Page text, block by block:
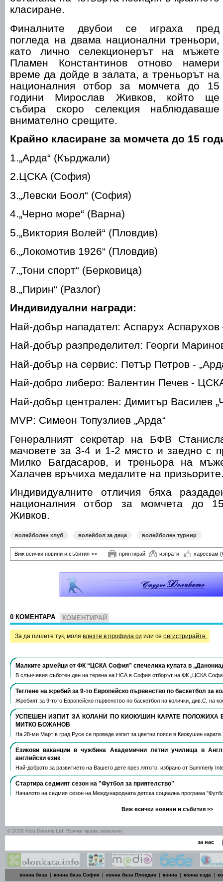
класиране.
Финалните двубои се играха пред
погледа на двама национални треньори,
като лично селекционерът на мъжете
Пламен Константинов отново намери
време да дойде в залата, а треньорът на
националния отбор за момчета до 15
години Мирослав Живков, който ще
събира скоро селекция наблюдаваше
внимателно срещите.
Крайно класиране за момчета до 15
1.„Арда“ (Кърджали)
2.ЦСКА (София)
3.„Левски Боол“ (София)
4.„Черно море“ (Варна)
5.„Виктория Волей“ (Пловдив)
6.„Локомотив 1926“ (Пловдив)
7.„Тони спорт“ (Берковица)
8.„Пирин“ (Разлог)
Индивидуални награди:
Най-добър нападател: Аспарух Аспарухов
Най-добър разпределител: Георги
Най-добър на сервис: Петър Петров -
Най-добро либеро: Валентин Печев -
Най-добър централен: Димитър Василев
MVP: Симеон Топузлиев „Арда“
Генералният секретар на БФВ
мачовете за 3-4 и 1-2 място и заедно с
Милко Багдасаров, и треньора на
Халачев връчиха медалите на
Индивидуалните отличия бяха
националния отбор за момчета до
Живков.
волейболен клуб волейбол за деца волейболен турнир
Виж всички новини и събития >> принтирай изпрати харесвам
0 КОМЕНТАРА КОМЕНТИРАЙ
За да пишете тук, моля влезте в профила си или се регистрирайте.
Малките армейци от ФК “ЦСКА София” спечелиха купата в
В слънчевия съботен ден на терена на НСА в София отборът на ФК „ЦСКА
Теглене на жребий за 9-то Европейско първенство по баскетбол за
Жребият за 9-тото Европейско първенство по баскетбол на колички, див.С, на
УСПЕШЕН ИЗПИТ ЗА КОЛАНИ ПО КИОКУШИН КАРАТЕ ПОЛОЖИХА
МИТКО БОЖАНОВ
На 28-ми Март в град Русе се проведе изпит за цветни пояси в Киокушин
Езикови ваканции​ в чужбина Академични летни училища в
английски език
Най-доброто за развитието на Вашето дете през лятото, избрано от Summerly
Стартира седмият сезон на "Футбол за приятелство"
Началото на седмия сезон на Международната детска социална програма
Виж всички новини и събития >>
© 2026 Kids Dreams Ltd. Всички права запазени.
за нас
конна база | конна база София | конна база Пловдив | конна | конна езда |